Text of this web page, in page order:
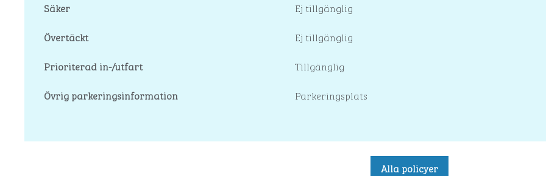
Säker
Ej tillgänglig
Övertäckt
Ej tillgänglig
Prioriterad in-/utfart
Tillgänglig
Övrig parkeringsinformation
Parkeringsplats
Alla policyer